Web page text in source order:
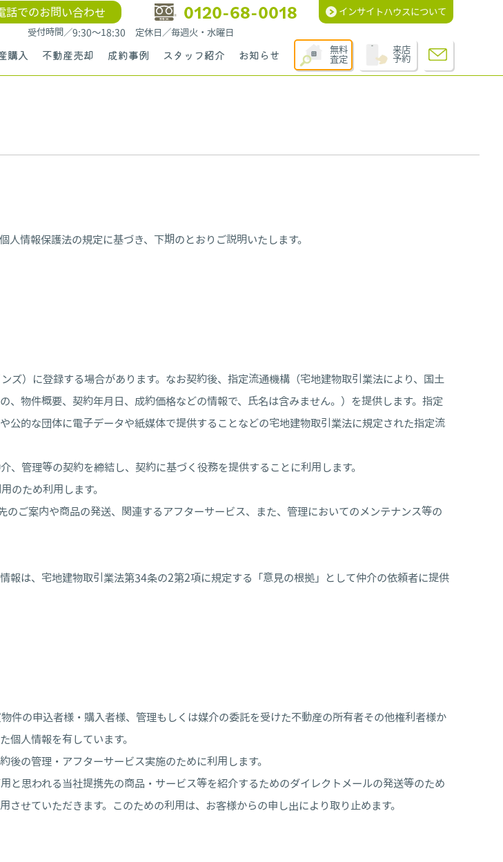
購入 不動産売却 成約事例 スタッフ紹介 お知らせ
無料
査定
来店
予約
話でのお問い合わせ 0120-68-0018
受付時間／9:30〜18:30 定休日／毎週火・水曜日
インサイトハウスについて
情報保護法の規定に基づき、下期のとおりご説明いたします。
）に登録する場合があります。なお契約後、指定流通機構（宅地建物取引業法により、国土
物件概要、契約年月日、成約価格などの情報で、氏名は含みません。）を提供します。指定
的な団体に電子データや紙媒体で提供することなどの宅地建物取引業法に規定された指定流
管理等の契約を締結し、契約に基づく役務を提供することに利用します。
のため利用します。
ご案内や商品の発送、関連するアフターサービス、また、管理においてのメンテナンス等の
報は、宅地建物取引業法第34条の2第2項に規定する「意見の根拠」として仲介の依頼者に提供
件の申込者様・購入者様、管理もしくは媒介の委託を受けた不動産の所有者その他権利者様か
個人情報を有しています。
の管理・アフターサービス実施のために利用します。
と思われる当社提携先の商品・サービス等を紹介するためのダイレクトメールの発送等のため
せていただきます。このための利用は、お客様からの申し出により取り止めます。